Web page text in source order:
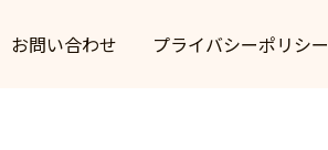
お問い合わせ プライバシーポリシー